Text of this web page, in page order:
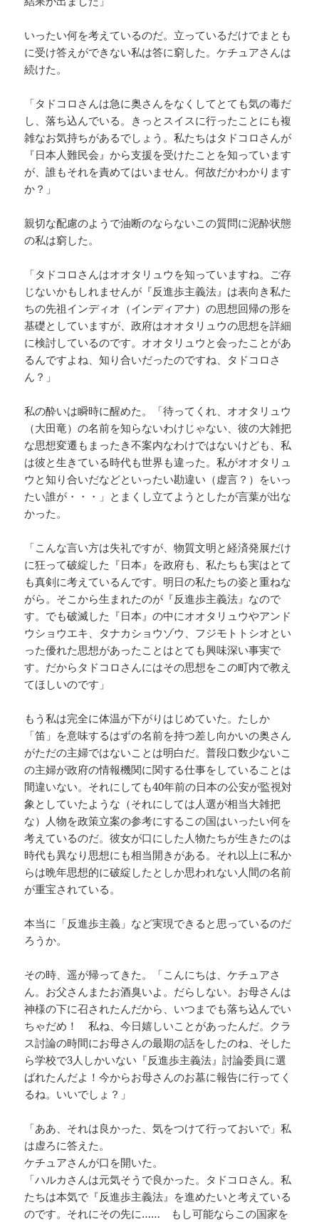
いったい何を考えているのだ。立っているだけでまとも
に受け答えができない私は答に窮した。ケチュアさんは
続けた。
「タドコロさんは急に奥さんをなくしてとても気の毒だ
し、落ち込んでいる。きっとスイスに行ったことにも複
雑なお気持ちがあるでしょう。私たちはタドコロさんが
『日本人難民会』から支援を受けたことを知っています
が、誰もそれを責めてはいません。何故だかわかります
か？」
親切な配慮のようで油断のならないこの質問に泥酔状態
の私は窮した。
「タドコロさんはオオタリュウを知っていますね。ご存
じないかもしれませんが『反進歩主義法』は表向き私た
ちの先祖インディオ（インディアナ）の思想回帰の形を
基礎としていますが、政府はオオタリュウの思想を詳細
に検討しているのです。オオタリュウと会ったことがあ
るんですよね、知り合いだったのですね、タドコロさ
ん？」
私の酔いは瞬時に醒めた。「待ってくれ、オオタリュウ
（大田竜）の名前を知らないわけじゃない、彼の大雑把
な思想変遷もまったき不案内なわけではないけども、私
は彼と生きている時代も世界も違った。私がオオタリュ
ウと知り合いだなどといったい勘違い（虚言？）をいっ
たい誰が・・・」とまくし立てようとしたが言葉が出な
かった。
「こんな言い方は失礼ですが、物質文明と経済発展だけ
に狂って破綻した『日本』を政府も、私たちも実はとて
も真剣に考えているんです。明日の私たちの姿と重ねな
がら。そこから生まれたのが『反進歩主義法』なので
す。でも破滅した『日本』の中にオオタリュウやアンド
ウショウエキ、タナカショウゾウ、フジモトトシオとい
った優れた思想があったことはとても興味深い事実で
す。だからタドコロさんにはその思想をこの町内で教え
てほしいのです」
もう私は完全に体温が下がりはじめていた。たしか
「笛」を意味するはずの名前を持つ差し向かいの奥さん
がただの主婦ではないことは明白だ。普段口数少ないこ
の主婦が政府の情報機関に関する仕事をしていることは
間違いない。それにしても40年前の日本の公安が監視対
象としていたような（それにしては人選が相当大雑把
な）人物を政策立案の参考にするこの国はいったい何を
考えているのだ。彼女が口にした人物たちが生きたのは
時代も異なり思想にも相当開きがある。それ以上に私か
らは晩年思想的に破綻したとしか思われない人間の名前
が重宝されている。
本当に「反進歩主義」など実現できると思っているのだ
ろうか。
その時、遥が帰ってきた。「こんにちは、ケチュアさ
ん。お父さんまたお酒臭いよ。だらしない。お母さんは
神様の下に召されたんだから、いつまでも落ち込んでい
ちゃだめ！ 私ね、今日嬉しいことがあったんだ。クラ
ス討論の時間にお母さんの最期の話をしたのね、そした
ら学校で3人しかいない『反進歩主義法』討論委員に選
ばれたんだよ！今からお母さんのお墓に報告に行ってく
るね。いいでしょ？」
「ああ、それは良かった、気をつけて行っておいで」私
は虚ろに答えた。
ケチュアさんが口を開いた。
「ハルカさんは元気そうで良かった。タドコロさん。私
たちは本気で『反進歩主義法』を進めたいと考えている
のです。それにその先に…… もし可能ならこの国家を